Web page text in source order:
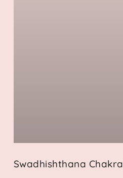
Swadhishthana Chakra